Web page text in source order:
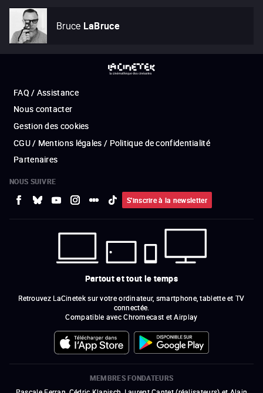
Bruce LaBruce
FAQ / Assistance
Nous contacter
Gestion des cookies
CGU / Mentions légales / Politique de confidentialité
Partenaires
NOUS SUIVRE
S'inscrire à la newsletter
Partout et tout le temps
Retrouvez LaCinetek sur votre ordinateur, smartphone, tablette et TV
connectée.
Compatible avec Chromecast et Airplay
MEMBRES FONDATEURS